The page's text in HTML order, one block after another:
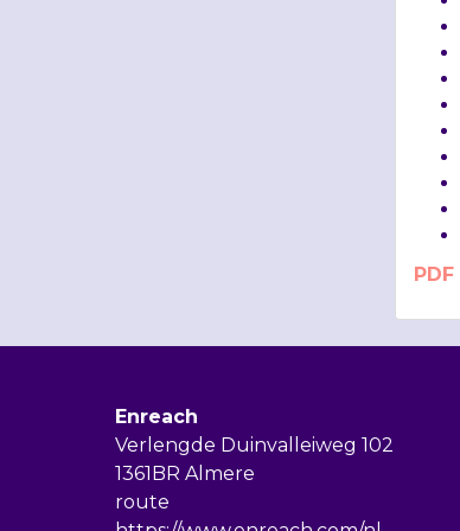
PDF
Enreach
Verlengde Duinvalleiweg 102
1361BR Almere
route